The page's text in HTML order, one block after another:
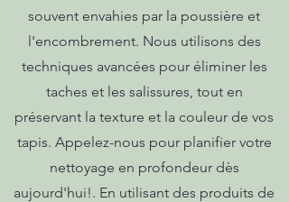
souvent envahies par la poussière et
l'encombrement. Nous utilisons des
techniques avancées pour éliminer les
taches et les salissures, tout en
préservant la texture et la couleur de vos
tapis. Appelez-nous pour planifier votre
nettoyage en profondeur dès
aujourd'hui!. En utilisant des produits de